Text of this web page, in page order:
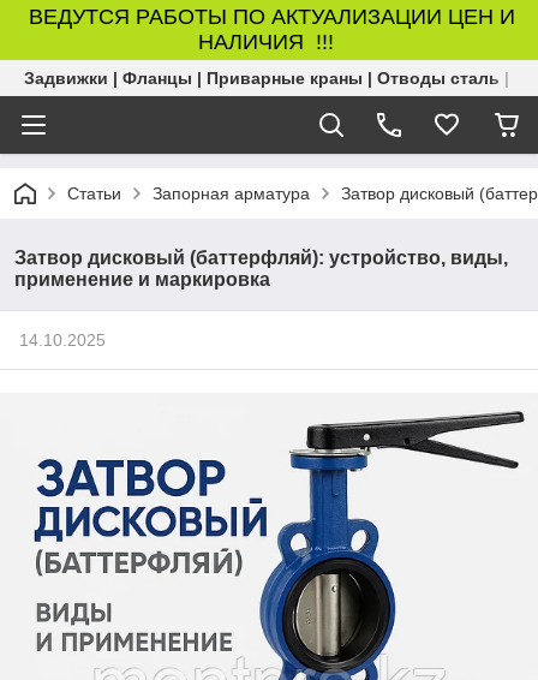
ВЕДУТСЯ РАБОТЫ ПО АКТУАЛИЗАЦИИ ЦЕН И
НАЛИЧИЯ !!!
Задвижки | Фланцы | Приварные краны | Отводы сталь |
Статьи Запорная арматура Затвор дисковый
Затвор дисковый (баттерфляй): устройство, виды,
применение и маркировка
14.10.2025